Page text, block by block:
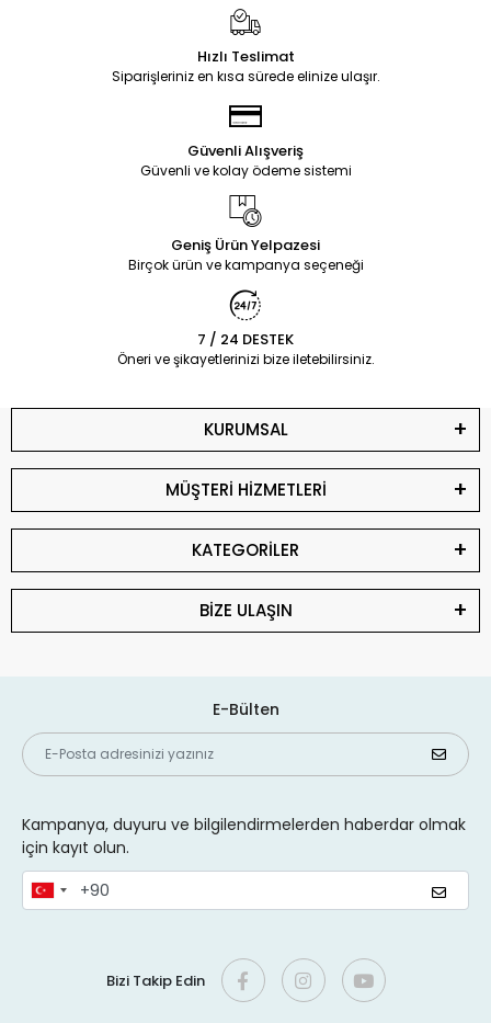
Hızlı Teslimat
Siparişleriniz en kısa sürede elinize ulaşır.
Güvenli Alışveriş
Güvenli ve kolay ödeme sistemi
Geniş Ürün Yelpazesi
Birçok ürün ve kampanya seçeneği
7 / 24 DESTEK
Öneri ve şikayetlerinizi bize iletebilirsiniz.
KURUMSAL
MÜŞTERİ HİZMETLERİ
KATEGORİLER
BİZE ULAŞIN
E-Bülten
Kampanya, duyuru ve bilgilendirmelerden haberdar olmak
için kayıt olun.
Bizi Takip Edin